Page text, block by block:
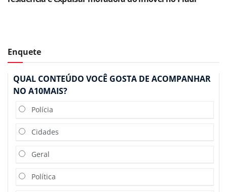
Enquete
QUAL CONTEÚDO VOCÊ GOSTA DE ACOMPANHAR
NO A10MAIS?
Polícia
Cidades
Geral
Política